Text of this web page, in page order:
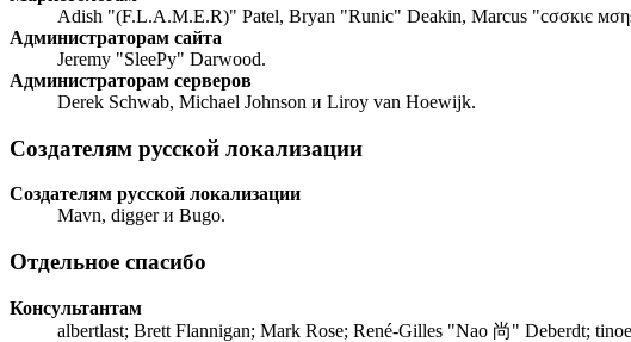
Adish "(F.L.A.M.E.R)" Patel, Bryan "Runic" Deakin, Marcus "cσσкιє
Администраторам сайта
Jeremy "SleePy" Darwood.
Администраторам серверов
Derek Schwab, Michael Johnson и Liroy van Hoewijk.
Создателям русской локализации
Создателям русской локализации
Mavn, digger и Bugo.
Отдельное спасибо
Консультантам
albertlast; Brett Flannigan; Mark Rose; René-Gilles "Nao 尚" Deberdt;